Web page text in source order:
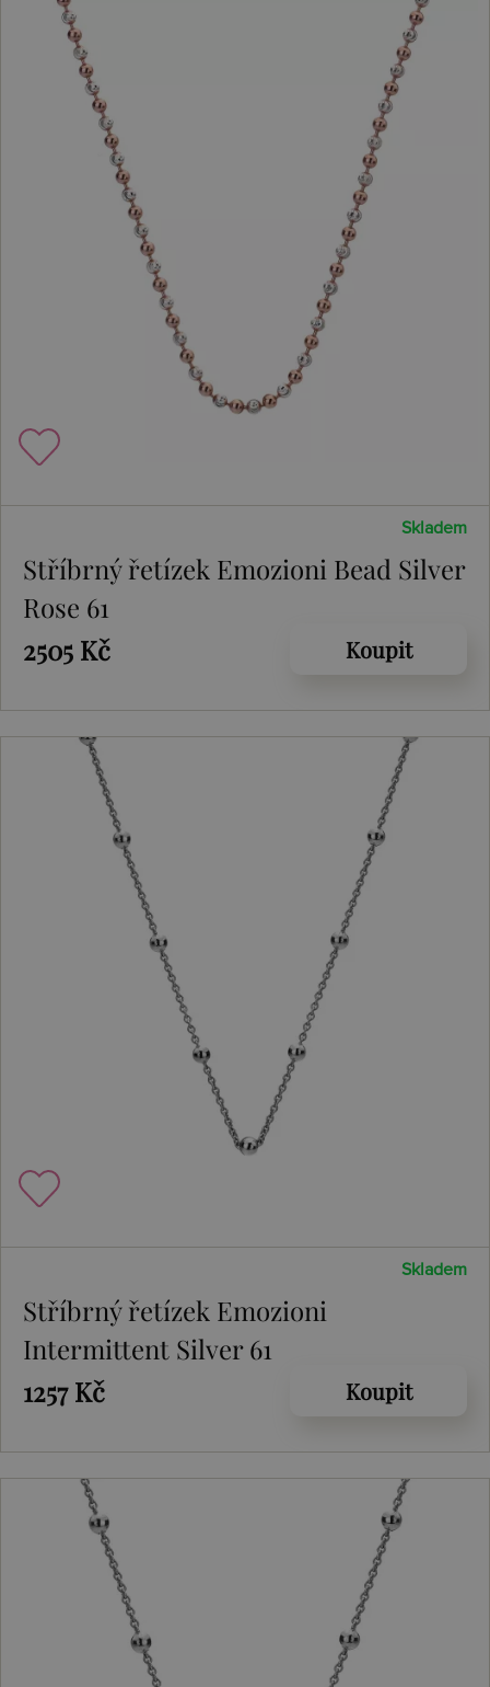
Skladem
Stříbrný řetízek Emozioni Bead Silver
Rose 61
2505 Kč
Koupit
Skladem
Stříbrný řetízek Emozioni
Intermittent Silver 61
1257 Kč
Koupit